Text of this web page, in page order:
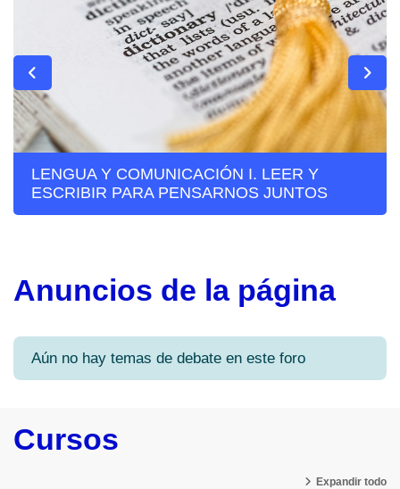
LENGUA Y COMUNICACIÓN I. LEER Y
ESCRIBIR PARA PENSARNOS JUNTOS
Anuncios de la página
Aún no hay temas de debate en este foro
Cursos
Expandir todo